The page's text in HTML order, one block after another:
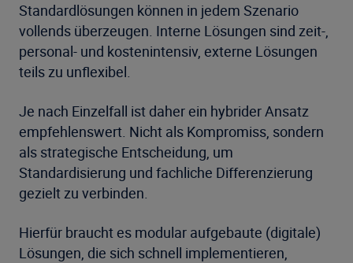
Standardlösungen können in jedem Szenario
vollends überzeugen. Interne Lösungen sind zeit-,
personal- und kostenintensiv, externe Lösungen
teils zu unflexibel.
Je nach Einzelfall ist daher ein hybrider Ansatz
empfehlenswert. Nicht als Kompromiss, sondern
als strategische Entscheidung, um
Standardisierung und fachliche Differenzierung
gezielt zu verbinden.
Hierfür braucht es modular aufgebaute (digitale)
Lösungen, die sich schnell implementieren,